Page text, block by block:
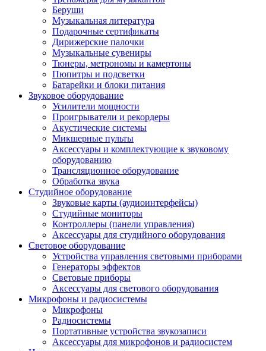
Беруши
Музыкальная литература
Подарочные сертификаты
Дирижерские палочки
Музыкальные сувениры
Тюнеры, метрономы и камертоны
Пюпитры и подсветки
Батарейки и блоки питания
Звуковое оборудование
Усилители мощности
Проигрыватели и рекордеры
Акустические системы
Микшерные пульты
Аксессуары и комплектующие к звуковому
оборудованию
Трансляционное оборудование
Обработка звука
Студийное оборудование
Звуковые карты (аудиоинтерфейсы)
Студийные мониторы
Контроллеры (панели управления)
Аксессуары для студийного оборудования
Световое оборудование
Устройства управления световыми приборами
Генераторы эффектов
Световые приборы
Аксессуары для светового оборудования
Микрофоны и радиосистемы
Микрофоны
Радиосистемы
Портативные устройства звукозаписи
Аксессуары для микрофонов и радиосистем